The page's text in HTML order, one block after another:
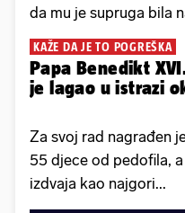
da mu je supruga bila
KAŽE DA JE TO POGREŠKA
Papa Benedikt
je lagao u istrazi
Za svoj rad nagrađen
55 djece od pedofila,
izdvaja kao najgori...